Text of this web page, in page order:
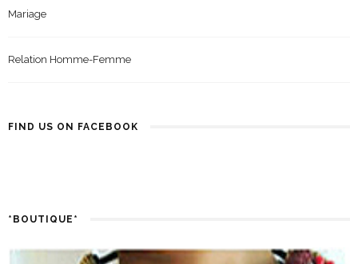
Mariage
Relation Homme-Femme
FIND US ON FACEBOOK
*BOUTIQUE*